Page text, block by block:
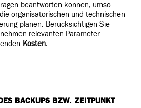
beantworten können, umso
organisatorischen und technischen
planen. Berücksichtigen Sie
relevanten Parameter
Kosten.
BACKUPS BZW. ZEITPUNKT